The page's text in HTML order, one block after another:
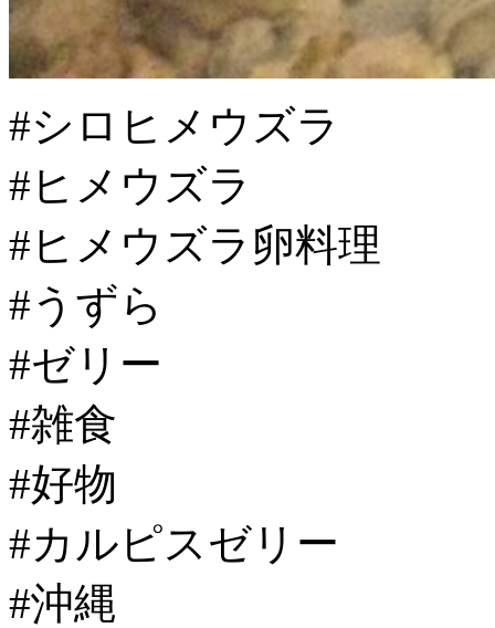
#シロヒメウズラ
#ヒメウズラ
#ヒメウズラ卵料理
#うずら
#ゼリー
#雑食
#好物
#カルピスゼリー
#沖縄